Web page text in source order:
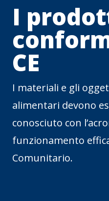
I
CE
I materiali e gli
alimentari devono
conosciuto con
funzionamento
Comunitario.